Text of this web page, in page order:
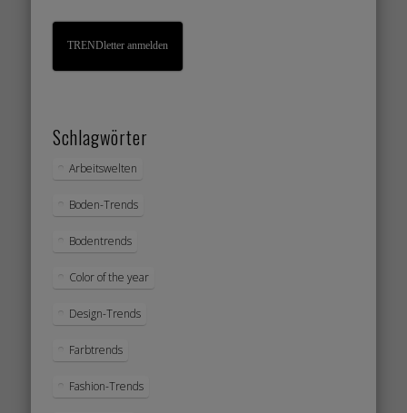
TRENDletter anmelden
Schlagwörter
Arbeitswelten
Boden-Trends
Bodentrends
Color of the year
Design-Trends
Farbtrends
Fashion-Trends